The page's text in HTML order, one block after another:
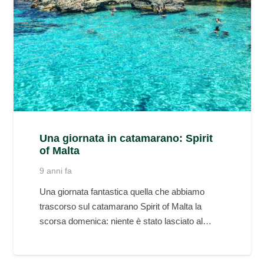
Una giornata in catamarano: Spirit
of Malta
9 anni fa
Una giornata fantastica quella che abbiamo
trascorso sul catamarano Spirit of Malta la
scorsa domenica: niente è stato lasciato al…